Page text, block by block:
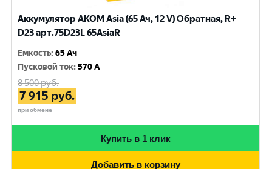
Аккумулятор AKOM Asia (65 Ач, 12 V) Обратная, R+
D23 арт.75D23L 65AsiaR
Емкость:65 Ач
Пусковой ток:570 A
8 500руб.
7 915 руб.
при обмене
Купить в 1 клик
Добавить в корзину